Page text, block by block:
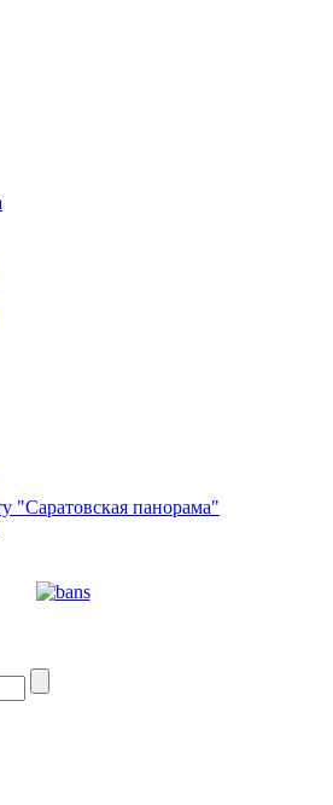
"Саратовская панорама"